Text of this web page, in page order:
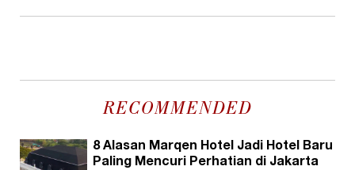
RECOMMENDED
8 Alasan Marqen Hotel Jadi Hotel Baru
Paling Mencuri Perhatian di Jakarta